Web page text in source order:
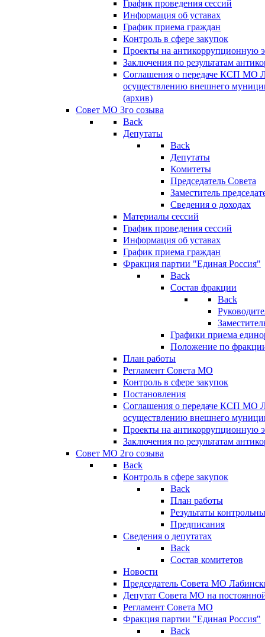
График проведения сессий
Информация об уставах
График приема граждан
Контроль в сфере закупок
Проекты на антикоррупционную
Заключения по результатам
Соглашения о передаче КСП МО
осуществлению внешнего
(архив)
Совет МО 3го созыва
Back
Депутаты
Back
Депутаты
Комитеты
Председатель Совета
Заместитель
Сведения о доходах
Материалы сессий
График проведения сессий
Информация об уставах
График приема граждан
Фракция партии "Единая Россия"
Back
Состав фракции
Back
Графики приема
Положение по
План работы
Регламент Совета МО
Контроль в сфере закупок
Постановления
Соглашения о передаче КСП МО
осуществлению внешнего
Проекты на антикоррупционную
Заключения по результатам
Совет МО 2го созыва
Back
Контроль в сфере закупок
Back
План работы
Результаты
Предписания
Сведения о депутатах
Back
Состав комитетов
Новости
Председатель Совета МО
Депутат Совета МО на
Регламент Совета МО
Фракция партии "Единая Россия"
Back